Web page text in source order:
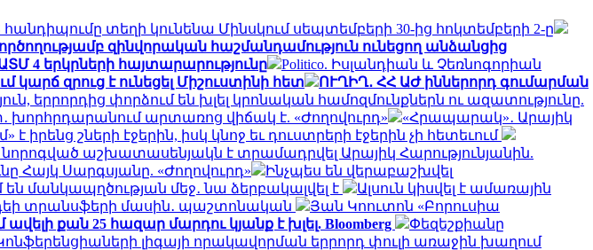
հանդիպումը տեղի կունենա Մինսկում սեպտեմբերի 30-ից հոկտեմբերի 2-ը
զինվորական հաշմանդամություն ունեցող անձանցից
4 երկրների հայտարարությունը
Politico. Իսլանդիան և Չեռնոգորիան
կարճ զրուց է ունեցել Միշուստինի հետ
ՈՒՂԻՂ․ ՀՀ ԱԺ իններորդ գումարման
երրորդից փորձում են խլել կրոնական համոզմունքներն ու ազատությունը.
արտառոց վիճակ է. «Ժողովուրդ»
«Հրապարակ»․ Արայիկ
իրենց շների էջերին, իսկ կնոջ եւ դուստրերի էջերին չի հետեւում
նորոգված աշխատասենյակն է տրամադրվել Արայիկ Հարությունյանին.
Հայկ Սարգսյանը. «Ժողովուրդ»
Ինչպես են վերաբաշխվել
մանկապղծության մեջ․ նա ձերբակալվել է
Ալսուն կիսվել է ամառային
տրանսֆերի մասին․ պաշտոնական
Յան Կոուտոն «Բորուսիա
քան 25 հազար մարդու կյանք է խլել. Bloomberg
Փեզեշքիանը
լիգայի որակավորման երրորդ փուլի առաջին խաղում